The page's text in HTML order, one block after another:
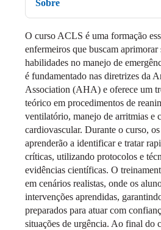
Sobre
O curso ACLS é uma formação
enfermeiros que buscam aprimorar
habilidades no manejo de
é fundamentado nas diretrizes da
Association (AHA) e oferece um
teórico em procedimentos de
ventilatório, manejo de arritmias e
cardiovascular. Durante o curso,
aprenderão a identificar e tratar
críticas, utilizando protocolos e
evidências científicas. O
em cenários realistas, onde os
intervenções aprendidas,
preparados para atuar com
situações de urgência. Ao final do